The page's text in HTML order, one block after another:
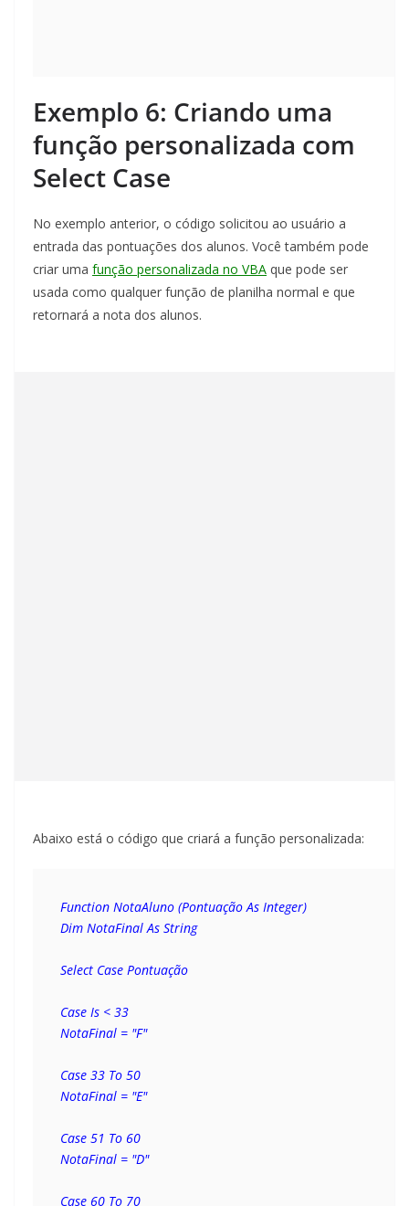
Exemplo 6: Criando uma
função personalizada com
Select Case
No exemplo anterior, o código solicitou ao usuário a
entrada das pontuações dos alunos. Você também pode
criar uma função personalizada no VBA que pode ser
usada como qualquer função de planilha normal e que
retornará a nota dos alunos.
Abaixo está o código que criará a função personalizada:
Function NotaAluno (Pontuação As Integer)
Dim NotaFinal As String
Select Case Pontuação
Case Is < 33
NotaFinal = "F"
Case 33 To 50
NotaFinal = "E"
Case 51 To 60
NotaFinal = "D"
Case 60 To 70